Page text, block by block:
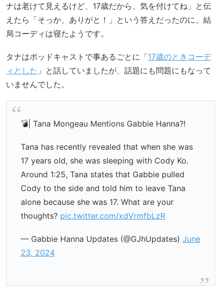
ナは老けて見えるけど、17歳だから、気を付けてね」と伝
えたら「そっか、ありがと！」という答えだったのに、結
局コーディは寝たようです。
タナはポッドキャストで事あるごとに「17歳のときコーデ
ィとした 」と話していましたが、話題にも問題にもなって
いませんでした。
💣| Tana Mongeau Mentions Gabbie Hanna?!
Tana has recently revealed that when she was
17 years old, she was sleeping with Cody Ko.
Around 1:25, Tana states that Gabbie pulled
Cody to the side and told him to leave Tana
alone because she was 17. What are your
thoughts? pic.twitter.com/xdVrmfbLzR
— Gabbie Hanna Updates (@GJhUpdates) June
23, 2024